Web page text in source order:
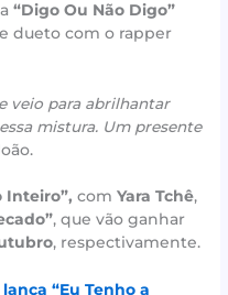
“Digo Ou Não Digo”
dueto com o rapper
veio para abrilhantar
mistura. Um presente
Inteiro”, comYara Tchê,
, que vão ganhar
, respectivamente.
“Eu Tenho a